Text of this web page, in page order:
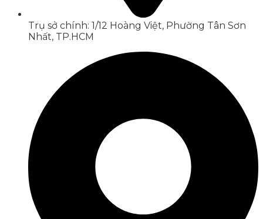
Trụ sở chính: 1/12 Hoàng Việt, Phường Tân Sơn
Nhất, TP.HCM